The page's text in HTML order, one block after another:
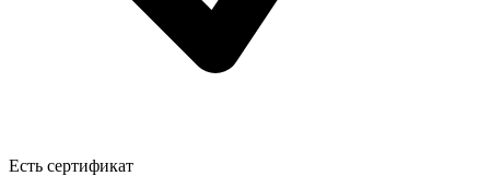
Есть сертификат